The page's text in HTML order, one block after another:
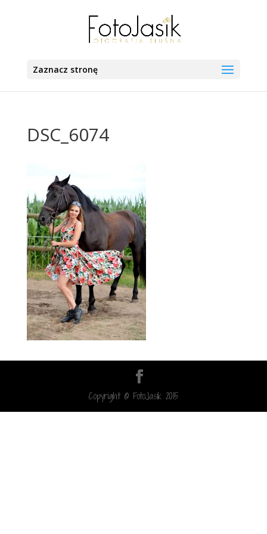
Zaznacz stronę
DSC_6074
Copyright © FotoJasik 2015